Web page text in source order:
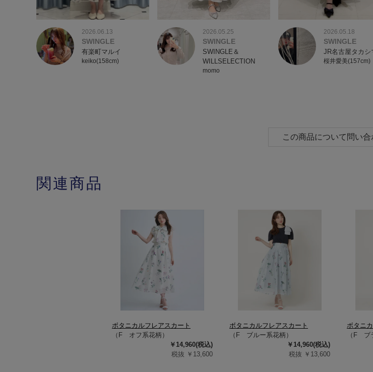
2026.06.13
SWINGLE
有楽町マルイ
keiko(158cm)
2026.05.25
SWINGLE
SWINGLE＆
WILLSELECTION
momo
2026.05.18
SWINGLE
JR名古屋タカシ
桜井愛美(157cm)
この商品について問い合
関連商品
ボタニカルフレアスカート
（F オフ系花柄）
￥14,960(税込)
税抜 ￥13,600
ボタニカルフレアスカート
（F ブルー系花柄）
￥14,960(税込)
税抜 ￥13,600
ボタニ
（F ブ